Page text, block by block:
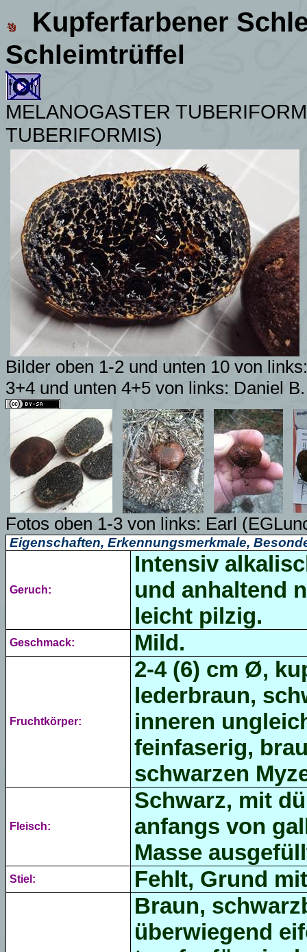
Kupferfarbener
Schleimtrüffel
MELANOGASTER
TUBERIFORMIS)
Bilder oben 1-2 und unten 10 von
3+4 und unten 4+5 von links: Daniel
Fotos oben 1-3 von links: Earl
Eigenschaften, Erkennungsmerkmale,
Geruch:
Intensiv
und anhaltend
leicht pilzig.
Geschmack: Mild.
Fruchtkörper:
2-4 (6) cm Ø,
lederbraun,
inneren
feinfaserig,
schwarzen
Fleisch:
Schwarz, mit
anfangs von
Masse
Stiel: Fehlt, Grund
Braun,
überwiegend